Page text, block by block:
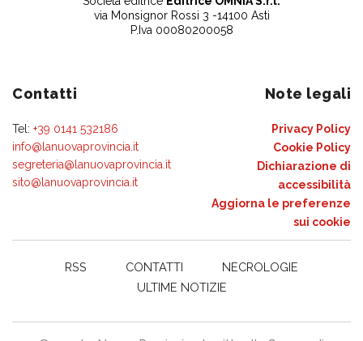
via Monsignor Rossi 3 -14100 Asti
P.Iva 00080200058
Contatti
Tel: +39 0141 532186
info@lanuovaprovincia.it
segreteria@lanuovaprovincia.it
sito@lanuovaprovincia.it
Note legali
Privacy Policy
Cookie Policy
Dichiarazione di
accessibilità
Aggiorna le preferenze
sui cookie
RSS CONTATTI
NECROLOGIE
ULTIME NOTIZIE